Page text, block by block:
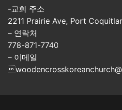
-교회 주소
2211 Prairie Ave, Port
– 연락처
778-871-7740
– 이메일